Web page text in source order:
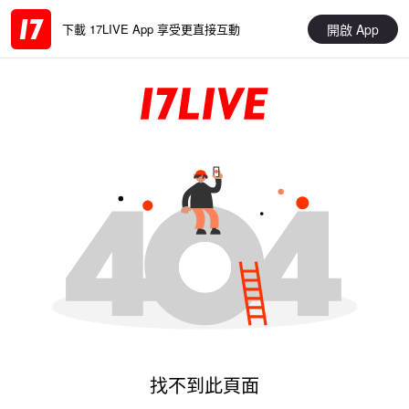
下載 17LIVE App 享受更直接互動 開啟 App
找不到此頁面